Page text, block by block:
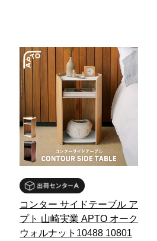
コンター サイドテーブル ア
プト 山崎実業 APTO オーク
ウォルナット10488 10801